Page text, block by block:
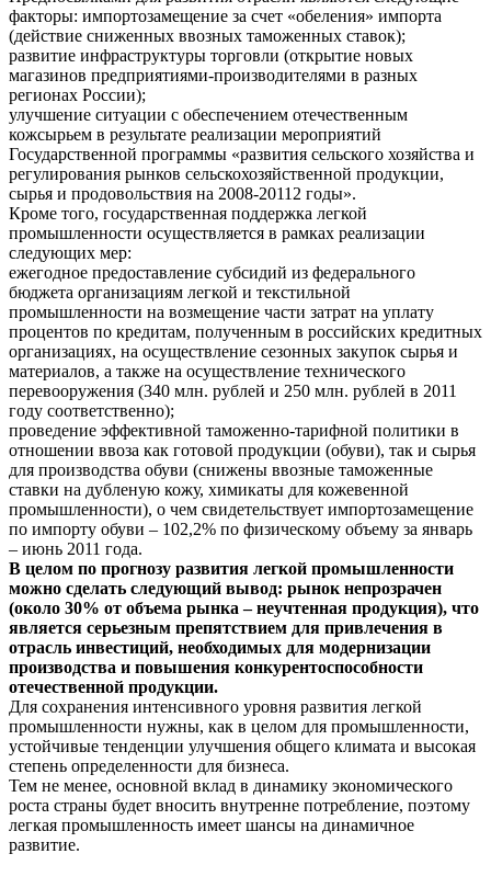
факторы: импортозамещение за счет «обеления» импорта
(действие сниженных ввозных таможенных ставок);
развитие инфраструктуры торговли (открытие новых
магазинов предприятиями-производителями в разных
регионах России);
улучшение ситуации с обеспечением отечественным
кожсырьем в результате реализации мероприятий
Государственной программы «развития сельского хозяйства и
регулирования рынков сельскохозяйственной продукции,
сырья и продовольствия на 2008-20112 годы».
Кроме того, государственная поддержка легкой
промышленности осуществляется в рамках реализации
следующих мер:
ежегодное предоставление субсидий из федерального
бюджета организациям легкой и текстильной
промышленности на возмещение части затрат на уплату
процентов по кредитам, полученным в российских кредитных
организациях, на осуществление сезонных закупок сырья и
материалов, а также на осуществление технического
перевооружения (340 млн. рублей и 250 млн. рублей в 2011
году соответственно);
проведение эффективной таможенно-тарифной политики в
отношении ввоза как готовой продукции (обуви), так и сырья
для производства обуви (снижены ввозные таможенные
ставки на дубленую кожу, химикаты для кожевенной
промышленности), о чем свидетельствует импортозамещение
по импорту обуви – 102,2% по физическому объему за январь
– июнь 2011 года.
В целом по прогнозу развития легкой промышленности
можно сделать следующий вывод: рынок непрозрачен
(около 30% от объема рынка – неучтенная продукция), что
является серьезным препятствием для привлечения в
отрасль инвестиций, необходимых для модернизации
производства и повышения конкурентоспособности
отечественной продукции.
Для сохранения интенсивного уровня развития легкой
промышленности нужны, как в целом для промышленности,
устойчивые тенденции улучшения общего климата и высокая
степень определенности для бизнеса.
Тем не менее, основной вклад в динамику экономического
роста страны будет вносить внутренне потребление, поэтому
легкая промышленность имеет шансы на динамичное
развитие.